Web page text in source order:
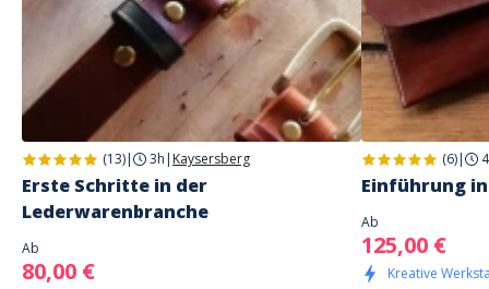
(13)| 3h | Kaysersberg
Erste Schritte in der
Lederwarenbranche
Ab
80,00 €
(6)|
Einführung
Ab
125,00 €
Kreative